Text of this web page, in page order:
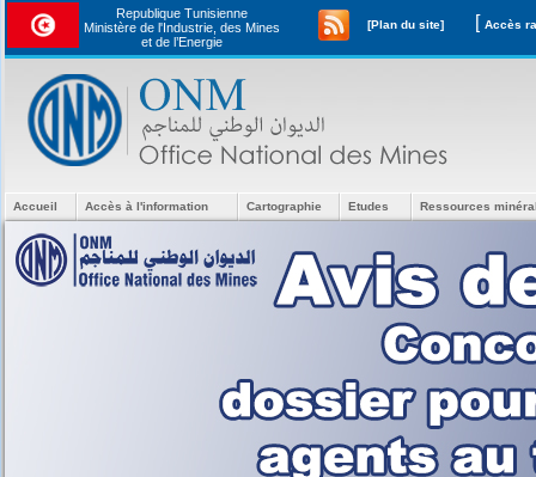
Republique Tunisienne
Ministère de l'Industrie, des Mines
et de l’Energie
[Plan du site] [
Accueil Accès à l'information Cartographie Etudes Ressources